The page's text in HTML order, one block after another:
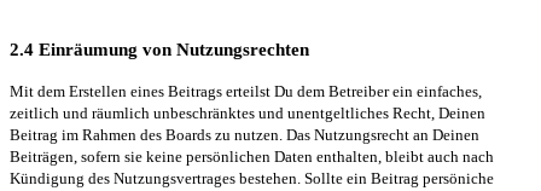
2.4 Einräumung von Nutzungsrechten
Mit dem Erstellen eines Beitrags erteilst Du dem Betreiber ein einfaches,
zeitlich und räumlich unbeschränktes und unentgeltliches Recht, Deinen
Beitrag im Rahmen des Boards zu nutzen. Das Nutzungsrecht an Deinen
Beiträgen, sofern sie keine persönlichen Daten enthalten, bleibt auch nach
Kündigung des Nutzungsvertrages bestehen. Sollte ein Beitrag persöniche